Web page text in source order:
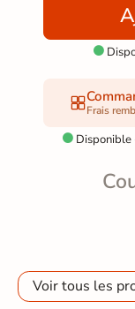

Frais
 Disponible
Voir tous les